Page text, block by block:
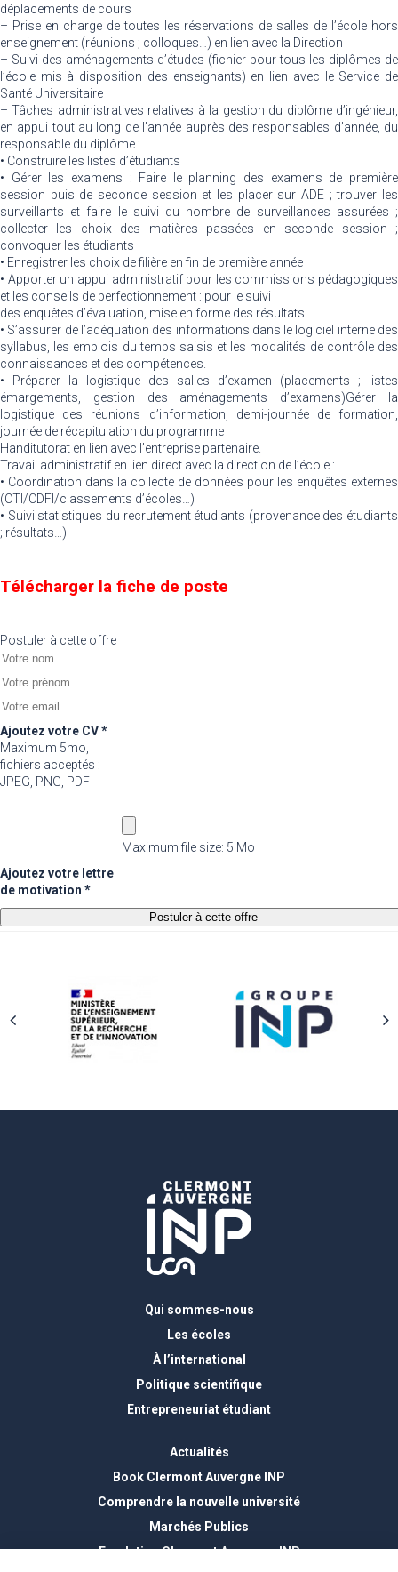
déplacements de cours
– Prise en charge de toutes les réservations de salles de l’école hors
enseignement (réunions ; colloques…) en lien avec la Direction
– Suivi des aménagements d’études (fichier pour tous les diplômes de
l’école mis à disposition des enseignants) en lien avec le Service de
Santé Universitaire
– Tâches administratives relatives à la gestion du diplôme d’ingénieur,
en appui tout au long de l’année auprès des responsables d’année, du
responsable du diplôme :
• Construire les listes d’étudiants
• Gérer les examens : Faire le planning des examens de première
session puis de seconde session et les placer sur ADE ; trouver les
surveillants et faire le suivi du nombre de surveillances assurées ;
collecter les choix des matières passées en seconde session ;
convoquer les étudiants
• Enregistrer les choix de filière en fin de première année
• Apporter un appui administratif pour les commissions pédagogiques
et les conseils de perfectionnement : pour le suivi
des enquêtes d’évaluation, mise en forme des résultats.
• S’assurer de l’adéquation des informations dans le logiciel interne des
syllabus, les emplois du temps saisis et les modalités de contrôle des
connaissances et des compétences.
• Préparer la logistique des salles d’examen (placements ; listes
émargements, gestion des aménagements d’examens)Gérer la
logistique des réunions d’information, demi-journée de formation,
journée de récapitulation du programme
Handitutorat en lien avec l’entreprise partenaire.
Travail administratif en lien direct avec la direction de l’école :
• Coordination dans la collecte de données pour les enquêtes externes
(CTI/CDFI/classements d’écoles…)
• Suivi statistiques du recrutement étudiants (provenance des étudiants
; résultats…)
Télécharger la fiche de poste
Postuler à cette offre
Ajoutez votre CV *
Maximum 5mo,
fichiers acceptés :
JPEG, PNG, PDF
Maximum file size: 5 Mo
Ajoutez votre lettre
de motivation *
Postuler à cette offre
Qui sommes-nous
Les écoles
À l’international
Politique scientifique
Entrepreneuriat étudiant
Actualités
Book Clermont Auvergne INP
Comprendre la nouvelle université
Marchés Publics
Fondation Clermont Auvergne INP